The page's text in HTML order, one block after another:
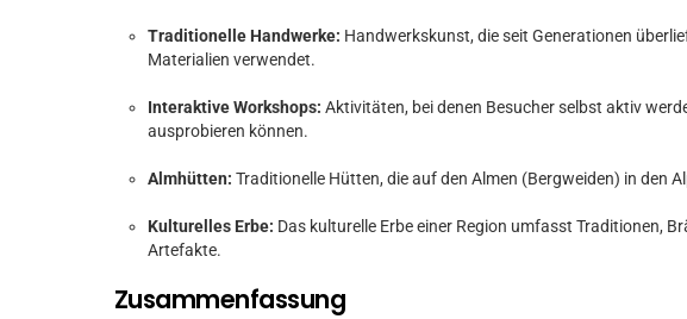
Traditionelle Handwerke: Handwerkskunst, die seit Generationen
Materialien verwendet.
Interaktive Workshops: Aktivitäten, bei denen Besucher selbst aktiv
ausprobieren können.
Almhütten: Traditionelle Hütten, die auf den Almen (Bergweiden) in den
Kulturelles Erbe: Das kulturelle Erbe einer Region umfasst Traditionen,
Artefakte.
Zusammenfassung